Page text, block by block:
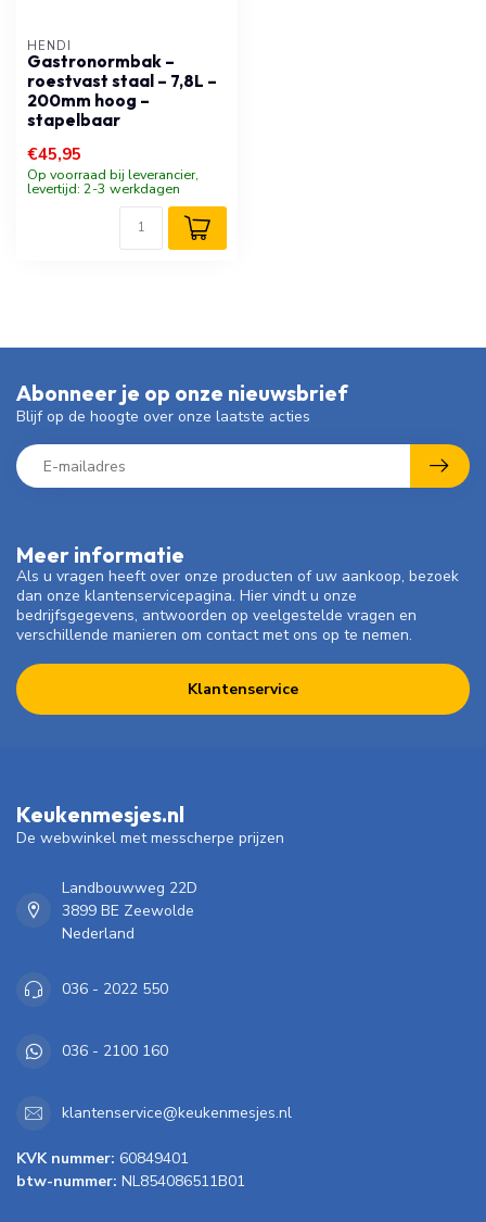
HENDI
Gastronormbak –
roestvast staal – 7,8L –
200mm hoog –
stapelbaar
€45,95
Op voorraad bij leverancier,
levertijd: 2-3 werkdagen
Meer informatie
Als u vragen heeft over onze producten of uw aankoop, bezoek
dan onze klantenservicepagina. Hier vindt u onze
bedrijfsgegevens, antwoorden op veelgestelde vragen en
verschillende manieren om contact met ons op te nemen.
Klantenservice
Abonneer je op onze nieuwsbrief
Blijf op de hoogte over onze laatste acties
Keukenmesjes.nl
De webwinkel met messcherpe prijzen
Landbouwweg 22D
3899 BE Zeewolde
Nederland
036 - 2022 550
036 - 2100 160
klantenservice@keukenmesjes.nl
KVK nummer: 60849401
btw-nummer: NL854086511B01